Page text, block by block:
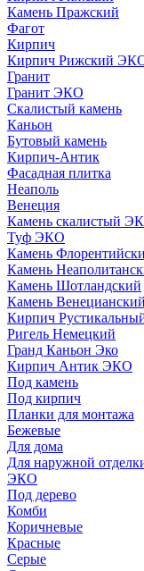
Камень Пражский
Фагот
Кирпич
Кирпич Рижский
Гранит
Гранит ЭКО
Скалистый камень
Каньон
Бутовый камень
Кирпич-Антик
Фасадная плитка
Неаполь
Венеция
Камень скалистый
Туф ЭКО
Камень
Камень
Камень Шотландский
Камень Венецианский
Кирпич
Ригель Немецкий
Гранд Каньон Эко
Кирпич Антик ЭКО
Под камень
Под кирпич
Планки для монтажа
Бежевые
Для дома
Для наружной
ЭКO
Под дерево
Комби
Коричневые
Красные
Серые